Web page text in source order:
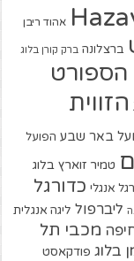
אהוד ריבן
ברצלונה ברק קורן בלוג
הספורט
הזווית
באר שבע הפועל
טמיר זוארץ בלוג
אנגלי כדורגל
ליברפול ליגה אנגלית
מכבי תל
בלוג פודקאסט